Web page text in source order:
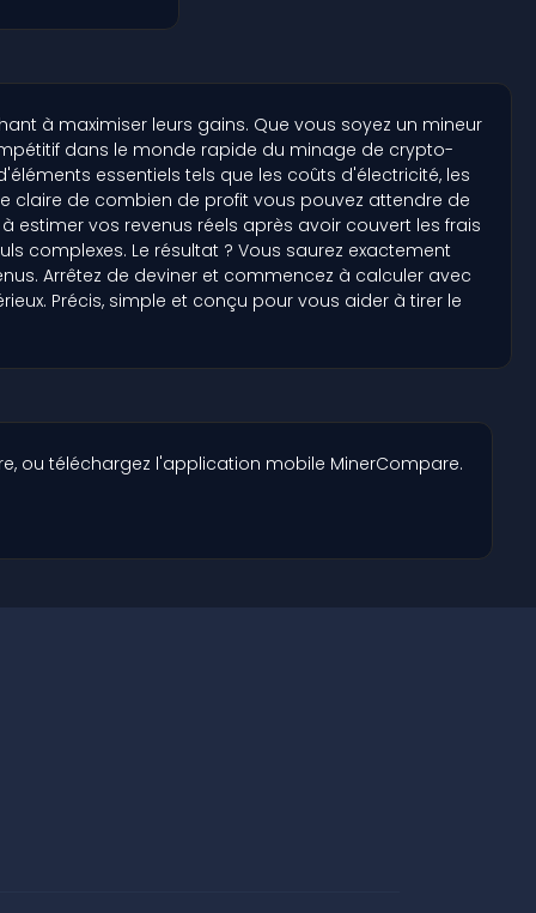
à maximiser leurs gains. Que vous soyez un mineur
dans le monde rapide du minage de crypto-
essentiels tels que les coûts d'électricité, les
claire de combien de profit vous pouvez attendre de
estimer vos revenus réels après avoir couvert les frais
complexes. Le résultat ? Vous saurez exactement
Arrêtez de deviner et commencez à calculer avec
Précis, simple et conçu pour vous aider à tirer le
ou téléchargez l'application mobile MinerCompare.